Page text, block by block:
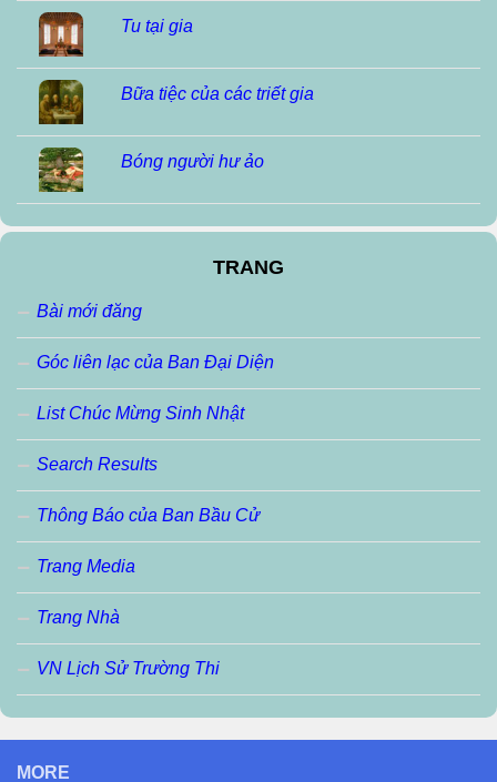
Tu tại gia
Bữa tiệc của các triết gia
Bóng người hư ảo
TRANG
Bài mới đăng
Góc liên lạc của Ban Đại Diện
List Chúc Mừng Sinh Nhật
Search Results
Thông Báo của Ban Bầu Cử
Trang Media
Trang Nhà
VN Lịch Sử Trường Thi
MORE